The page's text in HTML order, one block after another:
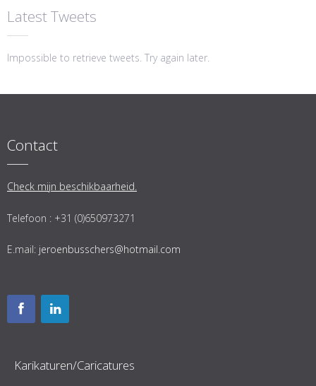
Latest Tweets
Impossible to retrieve tweets. Try again later.
Contact
Check mijn beschikbaarheid.
Telefoon : +31 (0)650973271
E.mail: jeroenbusschers@hotmail.com
Karikaturen/Caricatures